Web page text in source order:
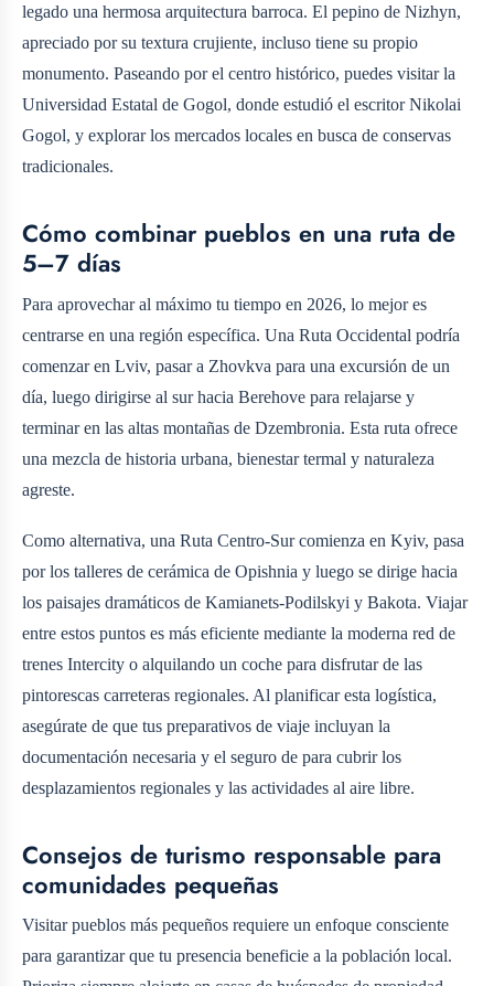
legado una hermosa arquitectura barroca. El pepino de Nizhyn,
apreciado por su textura crujiente, incluso tiene su propio
monumento. Paseando por el centro histórico, puedes visitar la
Universidad Estatal de Gogol, donde estudió el escritor Nikolai
Gogol, y explorar los mercados locales en busca de conservas
tradicionales.
Cómo combinar pueblos en una ruta de
5–7 días
Para aprovechar al máximo tu tiempo en 2026, lo mejor es
centrarse en una región específica. Una Ruta Occidental podría
comenzar en Lviv, pasar a Zhovkva para una excursión de un
día, luego dirigirse al sur hacia Berehove para relajarse y
terminar en las altas montañas de Dzembronia. Esta ruta ofrece
una mezcla de historia urbana, bienestar termal y naturaleza
agreste.
Como alternativa, una Ruta Centro-Sur comienza en Kyiv, pasa
por los talleres de cerámica de Opishnia y luego se dirige hacia
los paisajes dramáticos de Kamianets-Podilskyi y Bakota. Viajar
entre estos puntos es más eficiente mediante la moderna red de
trenes Intercity o alquilando un coche para disfrutar de las
pintorescas carreteras regionales. Al planificar esta logística,
asegúrate de que tus preparativos de viaje incluyan la
documentación necesaria y el seguro de para cubrir los
desplazamientos regionales y las actividades al aire libre.
Consejos de turismo responsable para
comunidades pequeñas
Visitar pueblos más pequeños requiere un enfoque consciente
para garantizar que tu presencia beneficie a la población local.